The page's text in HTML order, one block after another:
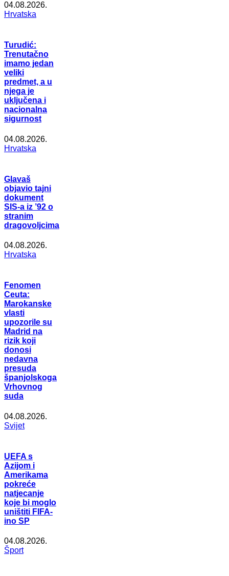
04.08.2026.
Hrvatska
Turudić:
Trenutačno
imamo jedan
veliki
predmet, a u
njega je
uključena i
nacionalna
sigurnost
04.08.2026.
Hrvatska
Glavaš
objavio tajni
dokument
SIS-a iz ’92 o
stranim
dragovoljcima
04.08.2026.
Hrvatska
Fenomen
Ceuta:
Marokanske
vlasti
upozorile su
Madrid na
rizik koji
donosi
nedavna
presuda
španjolskoga
Vrhovnog
suda
04.08.2026.
Svijet
UEFA s
Azijom i
Amerikama
pokreće
natjecanje
koje bi moglo
uništiti FIFA-
ino SP
04.08.2026.
Šport